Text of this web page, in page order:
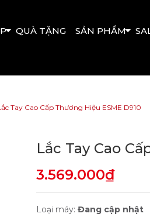
QUÀ TẶNG SẢN PHẨM
Tay Cao Cấp Thương Hiệu ESME D910
Lắc Tay Cao
3.569.000₫
Loại máy: Đang cập nhật